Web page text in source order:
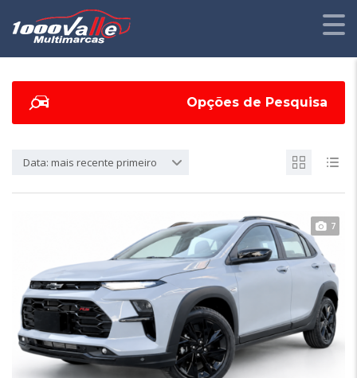
Opções de Pesquisa
Data: mais recente primeiro
7